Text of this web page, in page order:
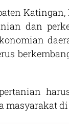
dan
masyarakat